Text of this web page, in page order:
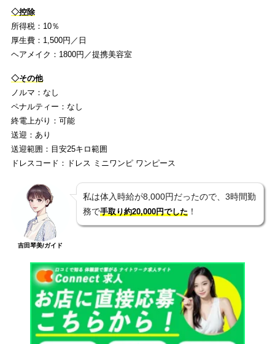
◇控除
所得税：10％
厚生費：1,500円／日
ヘアメイク：1800円／提携美容室
◇その他
ノルマ：なし
ペナルティー：なし
終電上がり：可能
送迎：あり
送迎範囲：目安25キロ範囲
ドレスコード：ドレス ミニワンピ ワンピース
吉田琴美/ガイド
私は体入時給が8,000円だったので、3時間勤
務で手取り約20,000円でした！